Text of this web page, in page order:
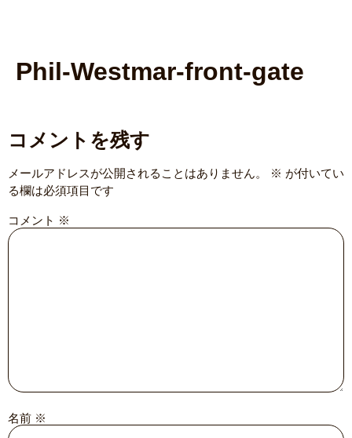
Phil-Westmar-front-gate
コメントを残す
メールアドレスが公開されることはありません。 ※ が付いてい
る欄は必須項目です
コメント ※
名前 ※